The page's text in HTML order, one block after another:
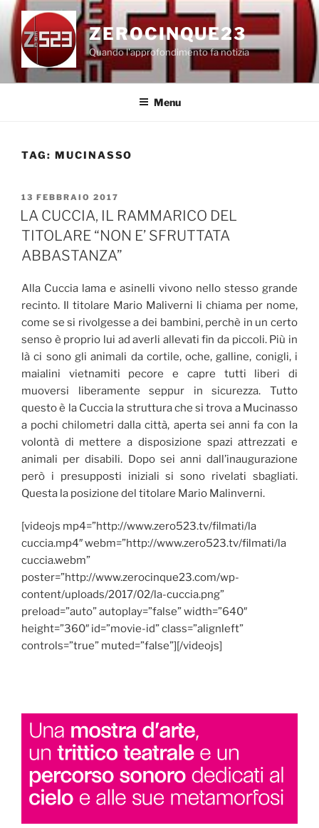
Salta
contenuto
ZEROCINQUE23
Quando l'approfondimento fa notizia
Menu
TAG: MUCINASSO
PUBBLICATO
IL
13 FEBBRAIO 2017
LA CUCCIA, IL RAMMARICO DEL
TITOLARE “NON E’ SFRUTTATA
ABBASTANZA”
Alla Cuccia lama e asinelli vivono nello stesso grande
recinto. Il titolare Mario Maliverni li chiama per nome,
come se si rivolgesse a dei bambini, perchè in un certo
senso è proprio lui ad averli allevati fin da piccoli. Più in
là ci sono gli animali da cortile, oche, galline, conigli, i
maialini vietnamiti pecore e capre tutti liberi di
muoversi liberamente seppur in sicurezza. Tutto
questo è la Cuccia la struttura che si trova a Mucinasso
a pochi chilometri dalla città, aperta sei anni fa con la
volontà di mettere a disposizione spazi attrezzati e
animali per disabili. Dopo sei anni dall’inaugurazione
però i presupposti iniziali si sono rivelati sbagliati.
Questa la posizione del titolare Mario Malinverni.
[videojs mp4=”http://www.zero523.tv/filmati/la
cuccia.mp4″ webm=”http://www.zero523.tv/filmati/la
cuccia.webm”
poster=”http://www.zerocinque23.com/wp-
content/uploads/2017/02/la-cuccia.png”
preload=”auto” autoplay=”false” width=”640″
height=”360″ id=”movie-id” class=”alignleft”
controls=”true” muted=”false”][/videojs]